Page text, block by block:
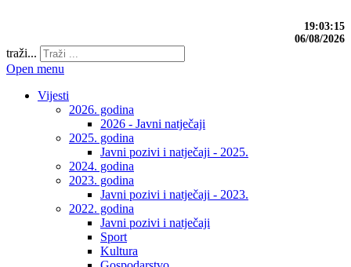
19:03:16
06/08/2026
traži...
Open menu
Vijesti
2026. godina
2026 - Javni natječaji
2025. godina
Javni pozivi i natječaji - 2025.
2024. godina
2023. godina
Javni pozivi i natječaji - 2023.
2022. godina
Javni pozivi i natječaji
Sport
Kultura